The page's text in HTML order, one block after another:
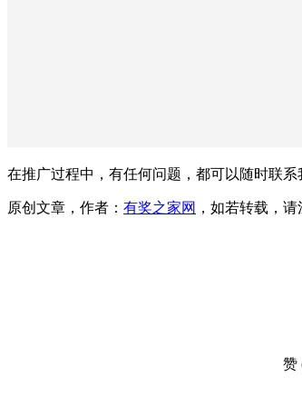
在推广过程中，有任何问题，都可以随时联
原创文章，作者： 有奖之家网 ，如若转载，请
赞